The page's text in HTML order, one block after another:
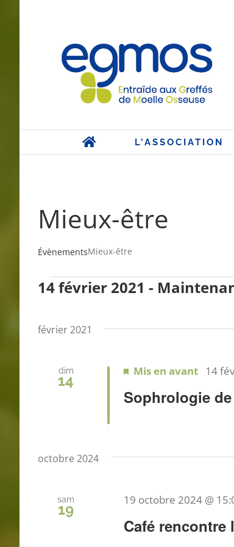
L’ASSOCIATION
Mieux-être
ÉvènementsMieux-être
Évènements
14 février 2021 -
date.
février 2021
dim
14
Sophrologie
Mis en avant 14
octobre 2024
sam
19
Café rencontre
19 octobre 2024 @